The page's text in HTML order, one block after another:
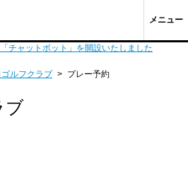
メニュー
チャットボット」を開設いたしました
ゴルフクラブ > プレー予約
ブ